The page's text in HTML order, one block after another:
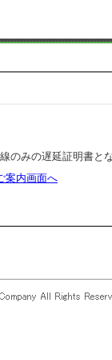
のみの遅延証明書と
案内画面へ